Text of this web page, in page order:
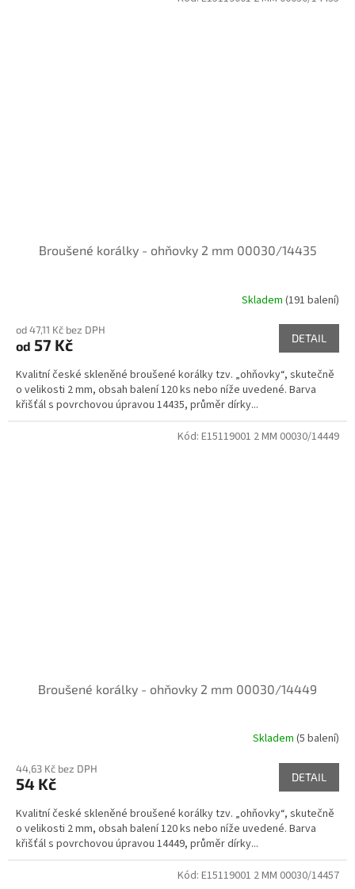
Broušené korálky - ohňovky 2 mm 00030/14435
Skladem (191 balení)
od 47,11 Kč bez DPH
od 57 Kč DETAIL
Kvalitní české skleněné broušené korálky tzv. „ohňovky“, skutečně
o velikosti 2 mm, obsah balení 120 ks nebo níže uvedené. Barva
křišťál s povrchovou úpravou 14435, průměr dírky...
Broušené korálky - ohňovky 2 mm 00030/14449
Skladem (5 balení)
44,63 Kč bez DPH
54 Kč DETAIL
Kvalitní české skleněné broušené korálky tzv. „ohňovky“, skutečně
o velikosti 2 mm, obsah balení 120 ks nebo níže uvedené. Barva
křišťál s povrchovou úpravou 14449, průměr dírky...
Kód: E15119001 2 MM 00030/14449
Kód: E15119001 2 MM 00030/14457